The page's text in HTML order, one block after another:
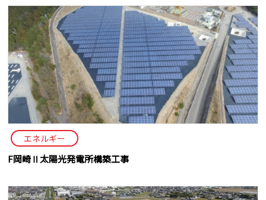
エネルギー
F岡崎Ⅱ太陽光発電所構築工事